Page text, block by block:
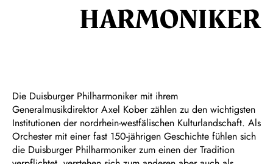
HARMON­IKER
Die Duisburger Philharmoniker mit ihrem
Generalmusikdirektor Axel Kober zählen zu den wichtigsten
Institutionen der nordrhein-westfälischen Kulturlandschaft. Als
Orchester mit einer fast 150-jährigen Geschichte fühlen sich
die Duisburger Philharmoniker zum einen der Tradition